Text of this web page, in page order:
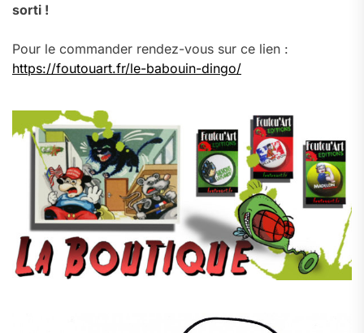
sorti !
Pour le commander rendez-vous sur ce lien :
https://foutouart.fr/le-babouin-dingo/